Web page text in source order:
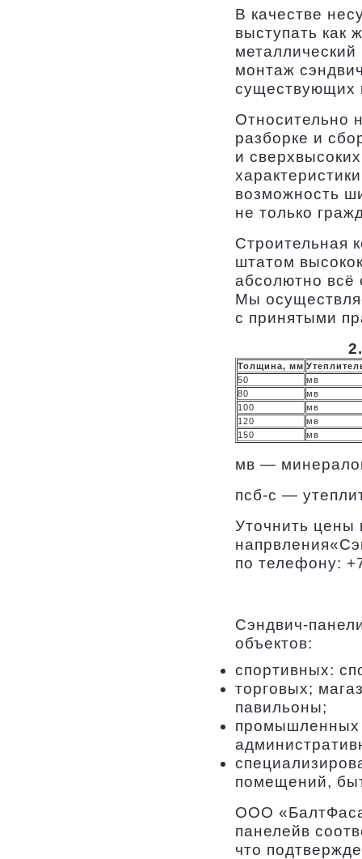
В качестве
выступать как
монтаж
существующих
Относительно
разборке и
и
возможность
не только
Строительная
штатом
абсолютно всё
Мы
с принятыми
Толщина, мм
50
мв
80
мв
100
мв
120
мв
150
мв
мв —
псб-с —
Уточнить цены
по телефону:
Сэндвич-
объектов:
спортивных:
торговых;
павильоны;
промышленных
помещений,
OOO
панелейв
что